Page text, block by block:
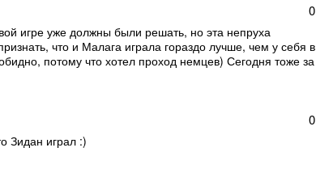
0
игре уже должны были решать, но эта непруха
что и Малага играла гораздо лучше, чем у себя в
потому что хотел проход немцев) Сегодня тоже за
0
Зидан играл :)